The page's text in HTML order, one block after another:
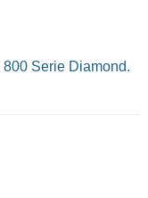
800 Serie Diamond.